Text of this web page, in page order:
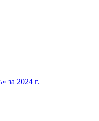
за 2024 г.